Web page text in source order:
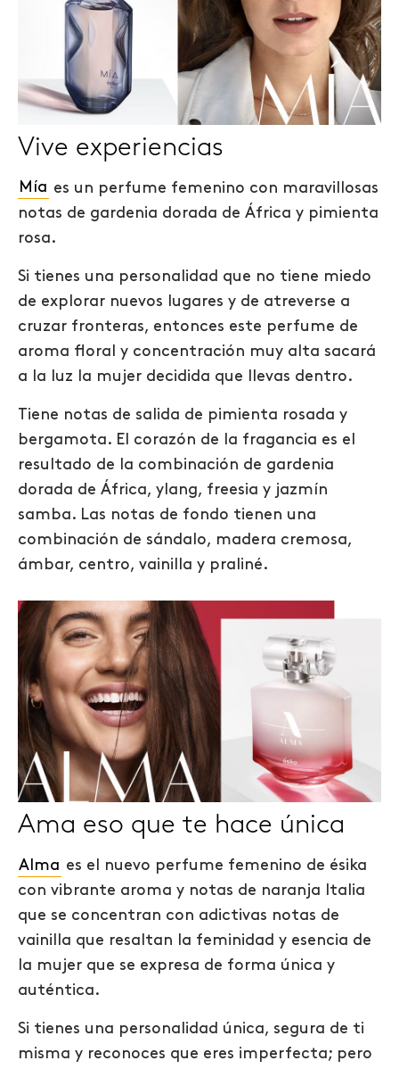
Vive experiencias
Mía es un perfume femenino con maravillosas
notas de gardenia dorada de África y pimienta
rosa.
Si tienes una personalidad que no tiene miedo
de explorar nuevos lugares y de atreverse a
cruzar fronteras, entonces este perfume de
aroma floral y concentración muy alta sacará
a la luz la mujer decidida que llevas dentro.
Tiene notas de salida de pimienta rosada y
bergamota. El corazón de la fragancia es el
resultado de la combinación de gardenia
dorada de África, ylang, freesia y jazmín
samba. Las notas de fondo tienen una
combinación de sándalo, madera cremosa,
ámbar, centro, vainilla y praliné.
Ama eso que te hace única
Alma es el nuevo perfume femenino de ésika
con vibrante aroma y notas de naranja Italia
que se concentran con adictivas notas de
vainilla que resaltan la feminidad y esencia de
la mujer que se expresa de forma única y
auténtica.
Si tienes una personalidad única, segura de ti
misma y reconoces que eres imperfecta; pero